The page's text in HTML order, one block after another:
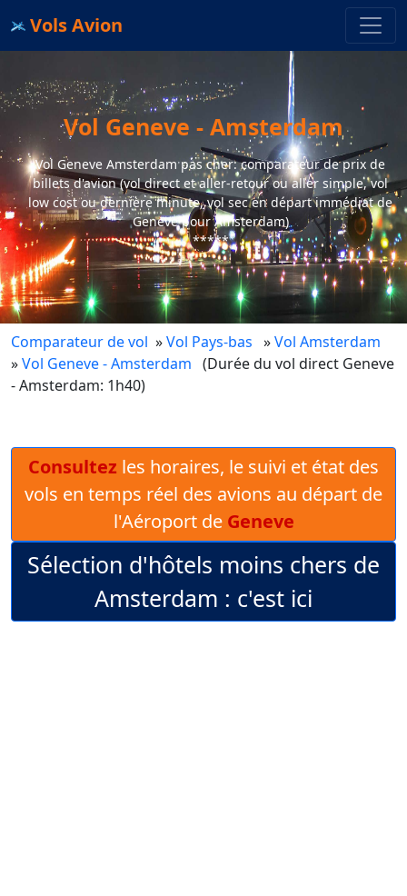
Vols Avion
Vol Geneve - Amsterdam
Vol Geneve Amsterdam pas cher: comparateur de prix de
billets d'avion (vol direct et aller-retour ou aller simple, vol
low cost ou dernière minute, vol sec en départ immédiat de
Geneve pour Amsterdam)
*****
Comparateur de vol »Vol Pays-bas »Vol Amsterdam
»Vol Geneve - Amsterdam (Durée du vol direct Geneve
- Amsterdam: 1h40)
Consultez les horaires, le suivi et état des
vols en temps réel des avions au départ de
l'Aéroport de Geneve
Sélection d'hôtels moins chers de
Amsterdam : c'est ici